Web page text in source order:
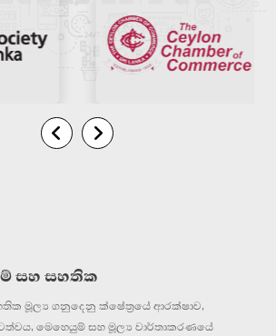
සහ සහතික
මූල්‍ය ගනුදෙනු ක්ෂේත්‍රයේ ආරක්ෂාව,
මෙහෙයුම් සහ මූල්‍ය වාර්තාකරණයේ